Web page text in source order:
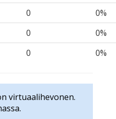
0
0%
0
0%
0 0%
virtuaalihevonen.